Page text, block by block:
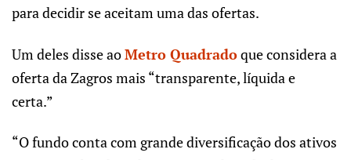
para decidir se aceitam uma das ofertas.
Um deles disse aoMetro Quadradoque considera a
oferta da Zagros mais “transparente, líquida e
certa.”
“O fundo conta com grande diversificação dos ativos